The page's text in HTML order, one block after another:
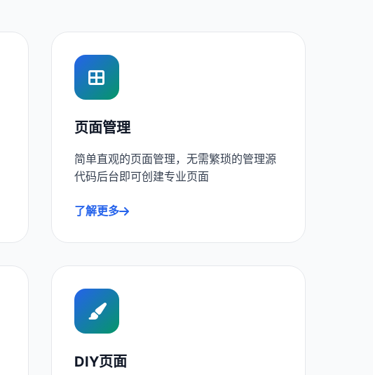
页面管理
简单直观的页面管理，无需繁琐的管理源
代码后台即可创建专业页面
了解更多
DIY页面